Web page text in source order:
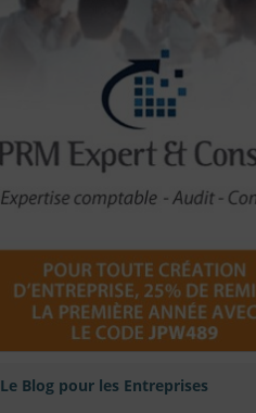
Le Blog pour les Entreprises